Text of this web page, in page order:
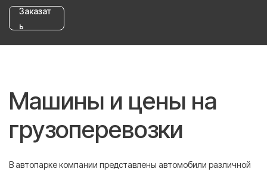
Заказат
ь
Машины и цены на
грузоперевозки
В автопарке компании представлены автомобили различной